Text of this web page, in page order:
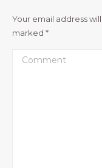
Your email address
marked *
Comment